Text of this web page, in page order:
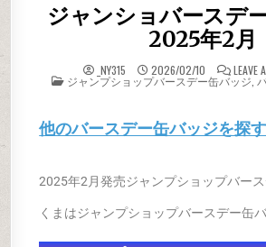
ジャンショバースデ
2025年2月
_NY315 2026/02/10 LEAVE
POSTED IN
ジャンプショップバースデー缶バッジ
他のバースデー缶バッジを探す
2025年2月発売ジャンプショップバー
くまはジャンプショップバースデー缶